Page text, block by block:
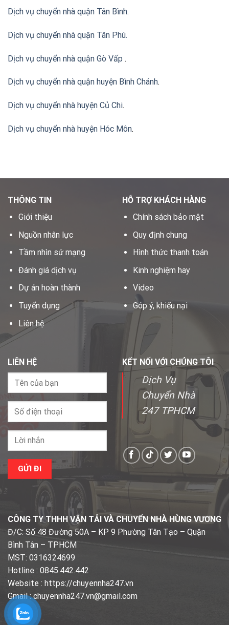
Dịch vụ chuyển nhà quận Tân Bình.
Dịch vụ chuyển nhà quận Tân Phú.
Dịch vụ chuyển nhà quận Gò Vấp .
Dịch vụ chuyển nhà quận huyện Bình Chánh.
Dịch vụ chuyển nhà huyện Củ Chi.
Dịch vụ chuyển nhà huyện Hóc Môn.
THÔNG TIN
Giới thiệu
Nguồn nhân lực
Tầm nhìn sứ mạng
Đánh giá dịch vụ
Dự án hoàn thành
Tuyển dụng
Liên hệ
HỖ TRỢ KHÁCH HÀNG
Chính sách bảo mật
Quy định chung
Hình thức thanh toán
Kinh nghiệm hay
Video
Góp ý, khiếu nại
LIÊN HỆ KẾT NỐI VỚI CHÚNG TÔI
Dịch Vụ
Chuyển Nhà
247 TPHCM
CÔNG TY THHH VẬN TẢI VÀ CHUYỂN NHÀ HÙNG VƯƠNG
Đ/C: Số 48 Đường 50A – KP 9 Phường Tân Tạo – Quận
Bình Tân – TPHCM
MST: 0316324699
Hotline : 0845.442.442
Website : https://chuyennha247.vn
Gmail : chuyennha247.vn@gmail.com